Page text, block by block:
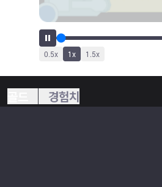
0.5x 1x 1.5x
경험치